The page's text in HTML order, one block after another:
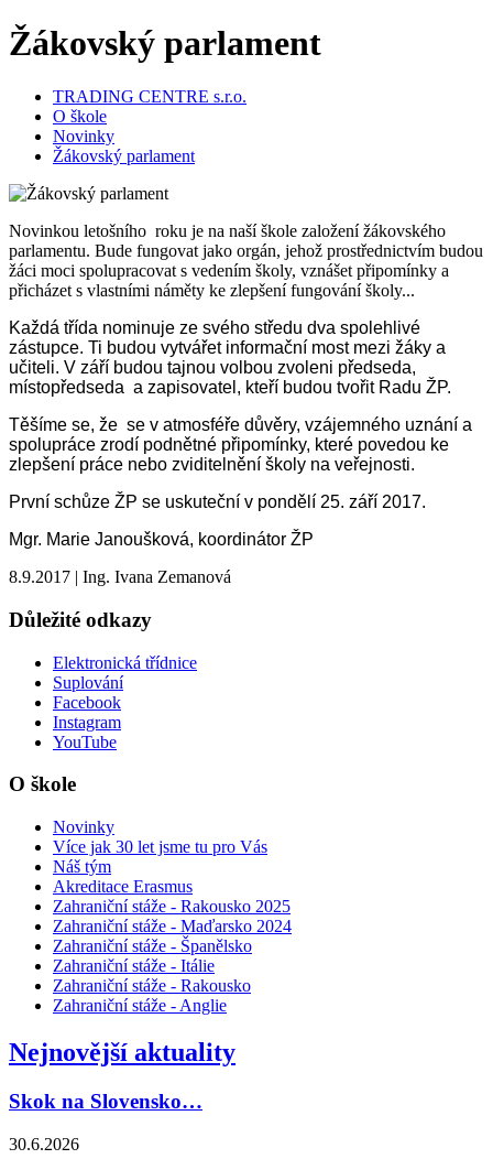
Žákovský parlament
TRADING CENTRE s.r.o.
O škole
Novinky
Žákovský parlament
Novinkou letošního roku je na naší škole založení žákovského
parlamentu. Bude fungovat jako orgán, jehož prostřednictvím budou
žáci moci spolupracovat s vedením školy, vznášet připomínky a
přicházet s vlastními náměty ke zlepšení fungování školy...
Každá třída nominuje ze svého středu dva spolehlivé
zástupce. Ti budou vytvářet informační most mezi žáky a
učiteli. V září budou tajnou volbou zvoleni předseda,
místopředseda a zapisovatel, kteří budou tvořit Radu ŽP.
Těšíme se, že se v atmosféře důvěry, vzájemného uznání a
spolupráce zrodí podnětné připomínky, které povedou ke
zlepšení práce nebo zviditelnění školy na veřejnosti.
První schůze ŽP se uskuteční v pondělí 25. září 2017.
Mgr. Marie Janoušková, koordinátor ŽP
8.9.2017 | Ing. Ivana Zemanová
Důležité odkazy
Elektronická třídnice
Suplování
Facebook
Instagram
YouTube
O škole
Novinky
Více jak 30 let jsme tu pro Vás
Náš tým
Akreditace Erasmus
Zahraniční stáže - Rakousko 2025
Zahraniční stáže - Maďarsko 2024
Zahraniční stáže - Španělsko
Zahraniční stáže - Itálie
Zahraniční stáže - Rakousko
Zahraniční stáže - Anglie
Nejnovější aktuality
Skok na Slovensko…
30.6.2026